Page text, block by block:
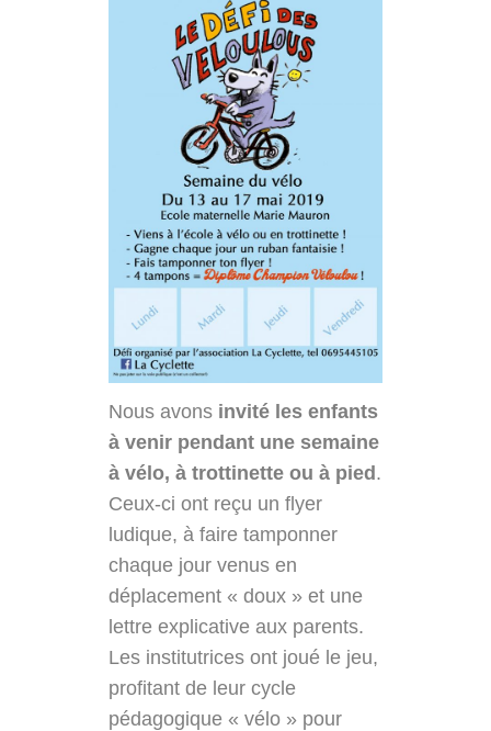
Nous avons invité les enfants
à venir pendant une semaine
à vélo, à trottinette ou à pied.
Ceux-ci ont reçu un flyer
ludique, à faire tamponner
chaque jour venus en
déplacement « doux » et une
lettre explicative aux parents.
Les institutrices ont joué le jeu,
profitant de leur cycle
pédagogique « vélo » pour